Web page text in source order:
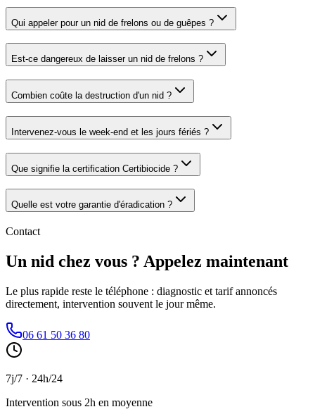
Qui appeler pour un nid de frelons ou de guêpes ?
Est-ce dangereux de laisser un nid de frelons ?
Combien coûte la destruction d'un nid ?
Intervenez-vous le week-end et les jours fériés ?
Que signifie la certification Certibiocide ?
Quelle est votre garantie d'éradication ?
Contact
Un nid chez vous ? Appelez maintenant
Le plus rapide reste le téléphone : diagnostic et tarif annoncés
directement, intervention souvent le jour même.
06 61 50 36 80
7j/7 · 24h/24
Intervention sous 2h en moyenne